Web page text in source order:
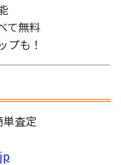
て無料
プも！
単査定